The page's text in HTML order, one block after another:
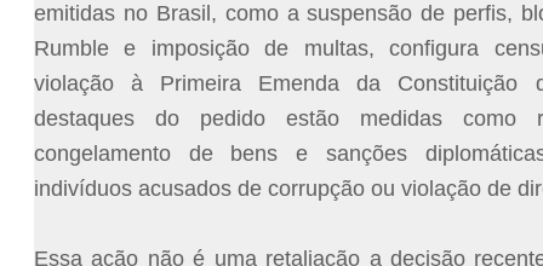
emitidas no Brasil, como a suspensão de perfis,
Rumble e imposição de multas, configura
violação à Primeira Emenda da Constituição
destaques do pedido estão medidas como
congelamento de bens e sanções
indivíduos acusados de corrupção ou violação de
Essa ação não é uma retaliação a decisão